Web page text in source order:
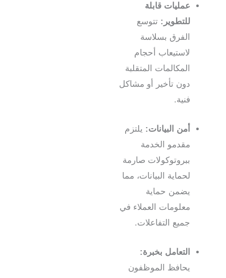
عمليات قابلة
للتطوير: تتوسع
الفرق بسلاسة
لاستيعاب أحجام
المكالمات المتقلبة
دون تأخير أو مشاكل
فنية.
أمن البيانات: يلتزم
مقدمو الخدمة
ببروتوكولات صارمة
لحماية البيانات، مما
يضمن حماية
معلومات العملاء في
جميع التفاعلات.
التعامل بخبرة:
يحافظ الموظفون